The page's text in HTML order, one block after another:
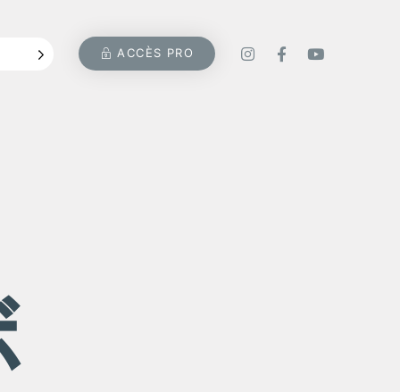
ACCÈS PRO